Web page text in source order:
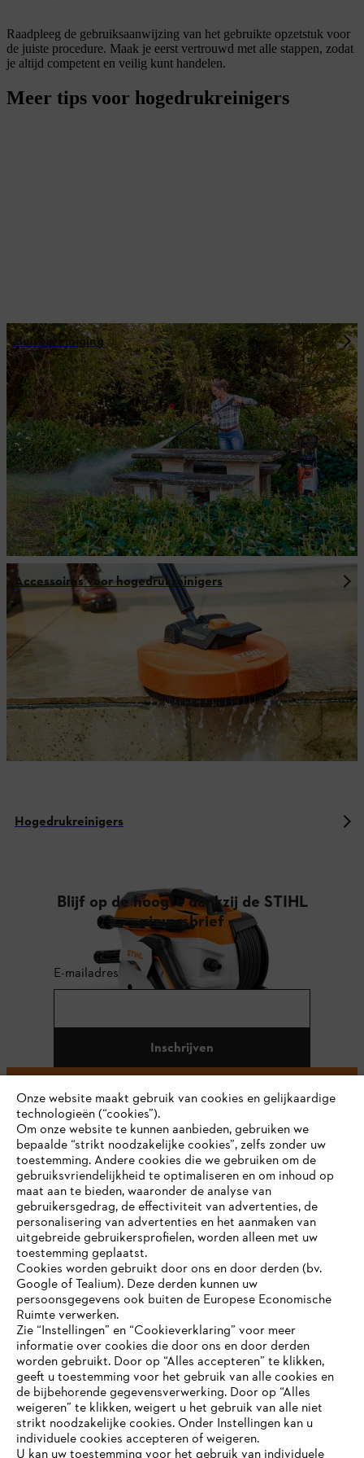
Raadpleeg de gebruiksaanwijzing van het gebruikte opzetstuk voor
de juiste procedure. Maak je eerst vertrouwd met alle stappen, zodat
je altijd competent en veilig kunt handelen.
Meer tips voor hogedrukreinigers
Buitenreiniging
Accessoires voor hogedrukreinigers
Hogedrukreinigers
Blijf op de hoogte dankzij de STIHL
nieuwsbrief
E-mailadres
Inschrijven
#STIHL
Bedrijf
STIHL FAQ
Contact
JE BROWSER WORDT NIET
ONDERSTEUND
Je gebruikt een browser die we nog niet ondersteunen. Om
onze website optimaal te kunnen gebruiken, raden we aan dat
Onze website maakt gebruik van cookies en gelijkaardige
technologieën (“cookies”).
Om onze website te kunnen aanbieden, gebruiken we
bepaalde “strikt noodzakelijke cookies”, zelfs zonder uw
toestemming. Andere cookies die we gebruiken om de
gebruiksvriendelijkheid te optimaliseren en om inhoud op
maat aan te bieden, waaronder de analyse van
gebruikersgedrag, de effectiviteit van advertenties, de
personalisering van advertenties en het aanmaken van
uitgebreide gebruikersprofielen, worden alleen met uw
toestemming geplaatst.
Cookies worden gebruikt door ons en door derden (bv.
Google of Tealium). Deze derden kunnen uw
persoonsgegevens ook buiten de Europese Economische
Ruimte verwerken.
Zie “Instellingen” en “Cookieverklaring” voor meer
informatie over cookies die door ons en door derden
worden gebruikt. Door op “Alles accepteren” te klikken,
geeft u toestemming voor het gebruik van alle cookies en
de bijbehorende gegevensverwerking. Door op “Alles
weigeren” te klikken, weigert u het gebruik van alle niet
strikt noodzakelijke cookies. Onder Instellingen kan u
individuele cookies accepteren of weigeren.